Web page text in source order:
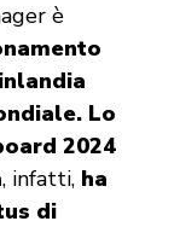
è
Lo
2024
, infatti, ha
di